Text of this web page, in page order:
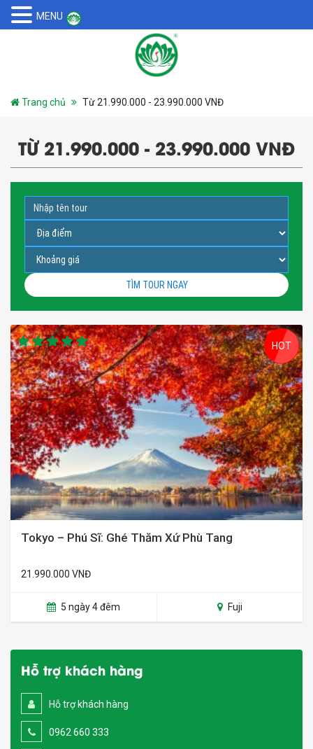
Trang chủ Từ 21.990.000 - 23.990.000 VNĐ
TỪ 21.990.000 - 23.990.000 VNĐ
TÌM TOUR NGAY
HOT
Tokyo – Phú Sĩ: Ghé Thăm Xứ Phù Tang
21.990.000 VNĐ
5 ngày 4 đêm Fuji
Hỗ trợ khách hàng
Hỗ trợ khách hàng
0962 660 333
MENU